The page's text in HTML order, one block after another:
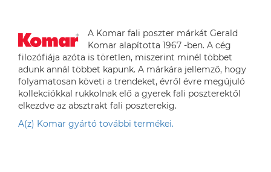
A Komar fali poszter márkát Gerald
Komar alapította 1967 -ben. A cég
filozófiája azóta is töretlen, miszerint minél többet
adunk annál többet kapunk. A márkára jellemző, hogy
folyamatosan követi a trendeket, évről évre megújuló
kollekciókkal rukkolnak elő a gyerek fali poszterektől
elkezdve az absztrakt fali poszterekig.
A(z) Komar gyártó további termékei.